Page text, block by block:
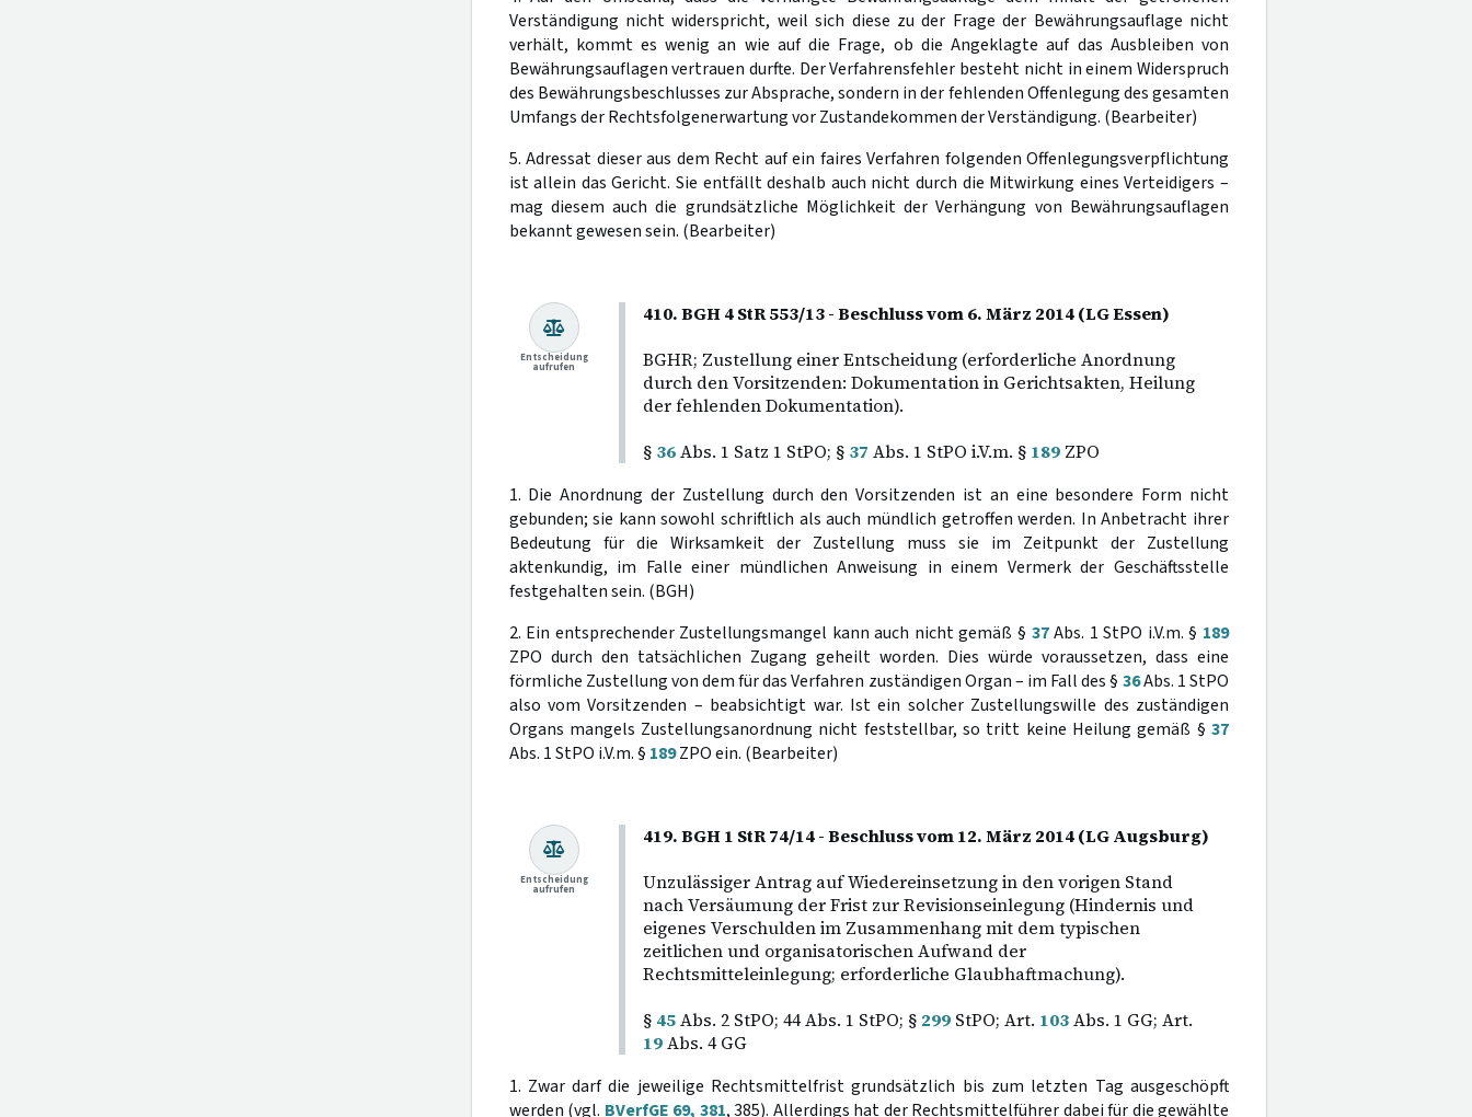
Verständigung nicht widerspricht, weil sich diese zu der Frage der Bewährungsauflage nicht
verhält, kommt es wenig an wie auf die Frage, ob die Angeklagte auf das Ausbleiben von
Bewährungsauflagen vertrauen durfte. Der Verfahrensfehler besteht nicht in einem Widerspruch
des Bewährungsbeschlusses zur Absprache, sondern in der fehlenden Offenlegung des gesamten
Umfangs der Rechtsfolgenerwartung vor Zustandekommen der Verständigung. (Bearbeiter)
5. Adressat dieser aus dem Recht auf ein faires Verfahren folgenden Offenlegungsverpflichtung
ist allein das Gericht. Sie entfällt deshalb auch nicht durch die Mitwirkung eines Verteidigers –
mag diesem auch die grundsätzliche Möglichkeit der Verhängung von Bewährungsauflagen
bekannt gewesen sein. (Bearbeiter)
410. BGH 4 StR 553/13 - Beschluss vom 6. März 2014 (LG Essen)
BGHR; Zustellung einer Entscheidung (erforderliche Anordnung
durch den Vorsitzenden: Dokumentation in Gerichtsakten, Heilung
der fehlenden Dokumentation).
§ 36Abs. 1 Satz 1 StPO; § 37 Abs. 1 StPO i.V.m. § 189ZPO
Entscheidung
aufrufen
1. Die Anordnung der Zustellung durch den Vorsitzenden ist an eine besondere Form nicht
gebunden; sie kann sowohl schriftlich als auch mündlich getroffen werden. In Anbetracht ihrer
Bedeutung für die Wirksamkeit der Zustellung muss sie im Zeitpunkt der Zustellung
aktenkundig, im Falle einer mündlichen Anweisung in einem Vermerk der Geschäftsstelle
festgehalten sein. (BGH)
2. Ein entsprechender Zustellungsmangel kann auch nicht gemäß § 37Abs. 1 StPO i.V.m. § 189
ZPO durch den tatsächlichen Zugang geheilt worden. Dies würde voraussetzen, dass eine
förmliche Zustellung von dem für das Verfahren zuständigen Organ – im Fall des § 36Abs. 1 StPO
also vom Vorsitzenden – beabsichtigt war. Ist ein solcher Zustellungswille des zuständigen
Organs mangels Zustellungsanordnung nicht feststellbar, so tritt keine Heilung gemäß § 37
Abs. 1 StPO i.V.m. § 189ZPO ein. (Bearbeiter)
419. BGH 1 StR 74/14 - Beschluss vom 12. März 2014 (LG Augsburg)
Unzulässiger Antrag auf Wiedereinsetzung in den vorigen Stand
nach Versäumung der Frist zur Revisionseinlegung (Hindernis und
eigenes Verschulden im Zusammenhang mit dem typischen
zeitlichen und organisatorischen Aufwand der
Rechtsmitteleinlegung; erforderliche Glaubhaftmachung).
§ 45Abs. 2 StPO; 44 Abs. 1 StPO; § 299StPO; Art. 103Abs. 1 GG; Art.
19Abs. 4 GG
Entscheidung
aufrufen
1. Zwar darf die jeweilige Rechtsmittelfrist grundsätzlich bis zum letzten Tag ausgeschöpft
werden (vgl. BVerfGE 69, 381, 385). Allerdings hat der Rechtsmittelführer dabei für die gewählte